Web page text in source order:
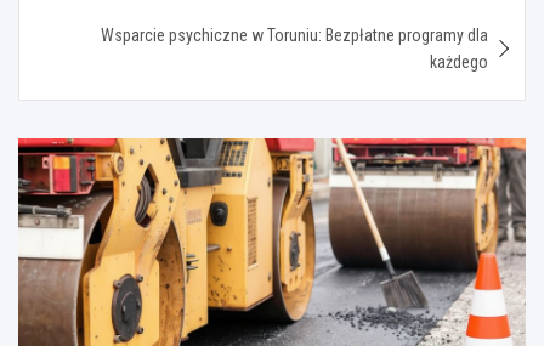
Wsparcie psychiczne w Toruniu: Bezpłatne programy dla
każdego